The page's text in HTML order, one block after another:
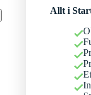
Allt i